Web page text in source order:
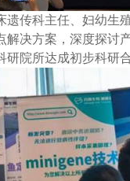
传科主任、妇幼生
决方案，深度探讨
院所达成初步科研合